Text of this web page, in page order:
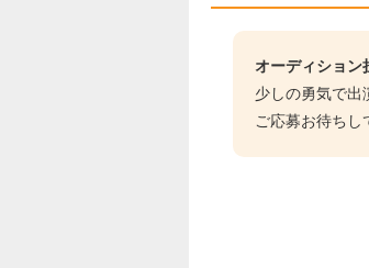
オーディション
少しの勇気で出
ご応募お待ちし